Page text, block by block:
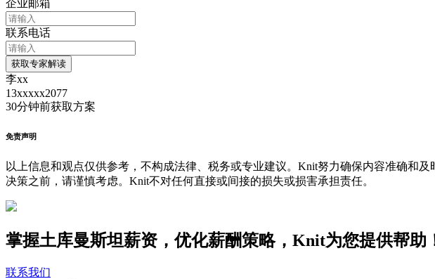
企业邮箱
联系电话
获取专家解读
李xx
13xxxxx2077
30分钟前获取方案
免责声明
以上信息和观点仅供参考，不构成法律、税务或专业建议。Knit努力确保内容准确和
决策之前，请谨慎考虑。Knit不对任何直接或间接的损失或损害承担责任。
掌握土库曼斯坦薪资，优化薪酬策略，Knit为您提供帮助
联系我们